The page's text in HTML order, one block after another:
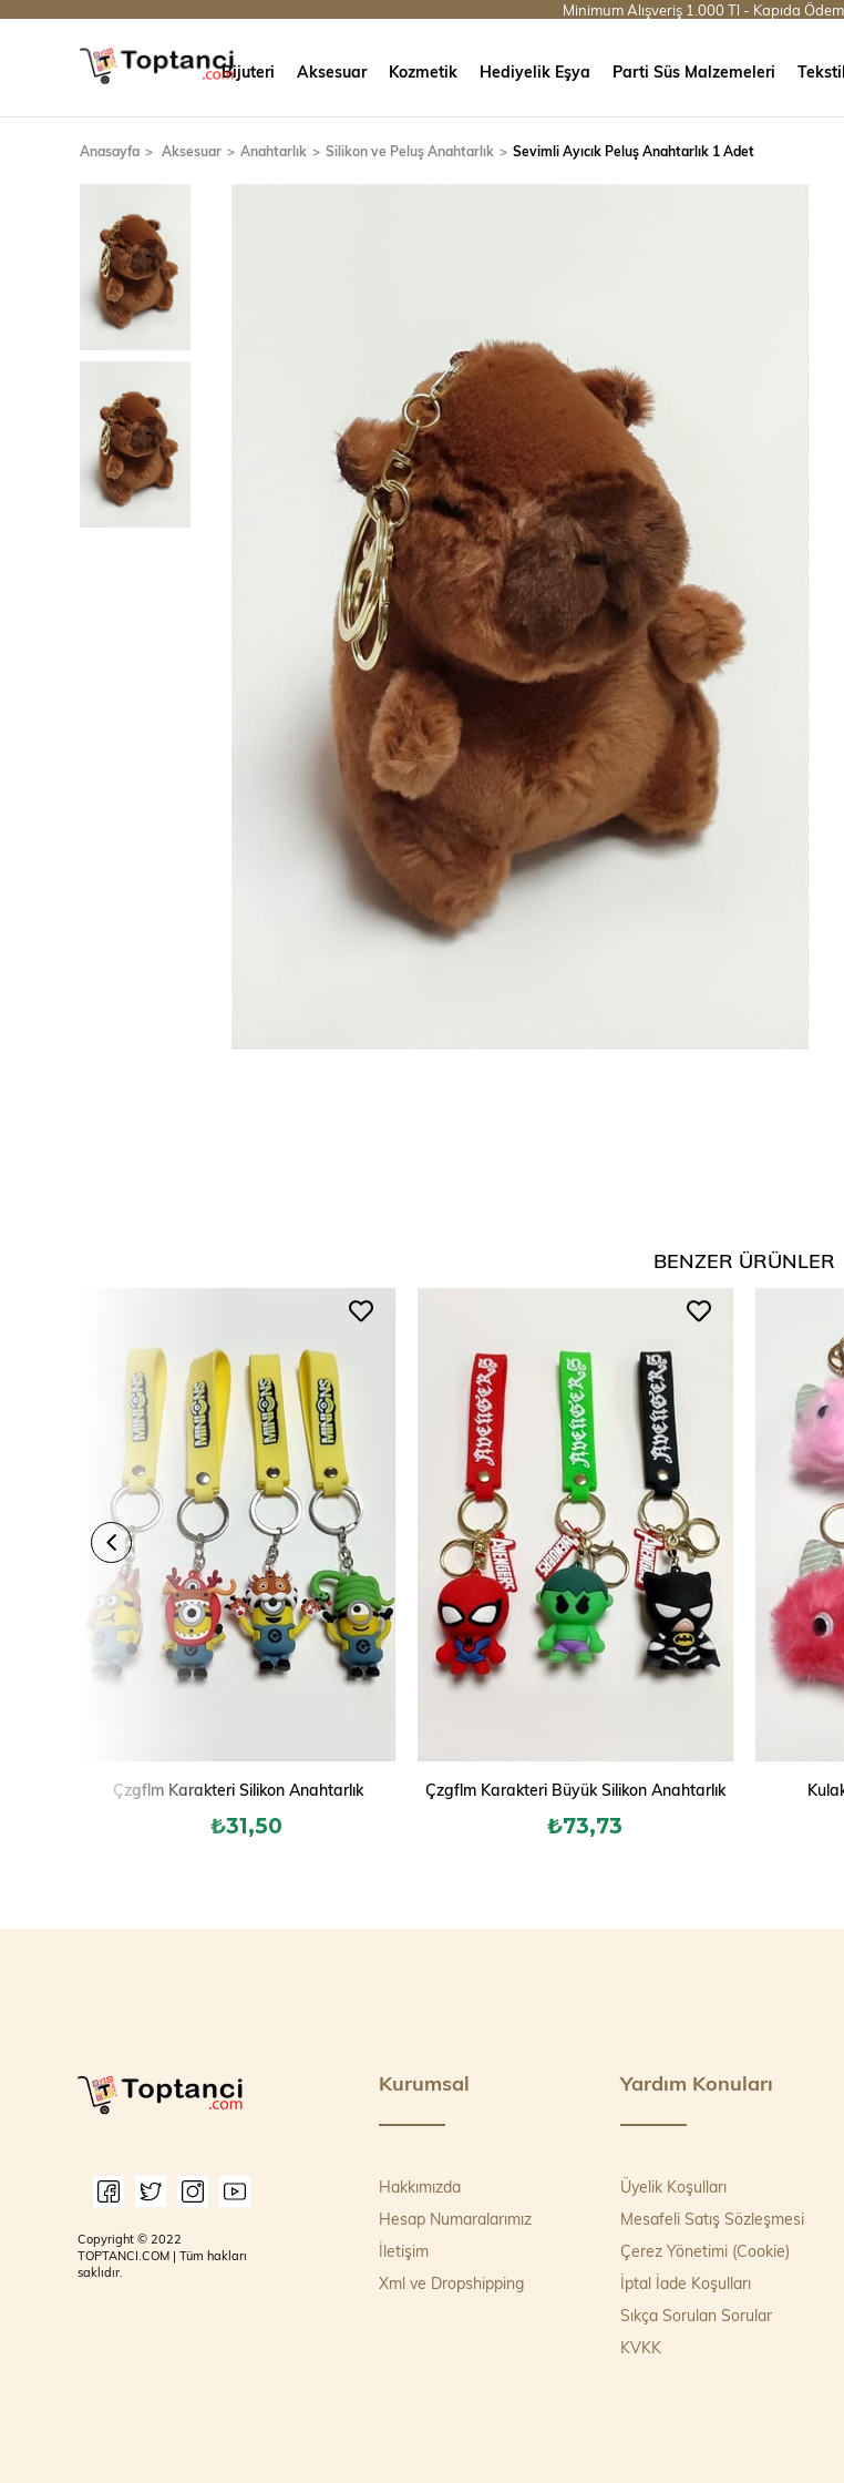
Minimum Alışveriş 1.000 Tl - Kapıda
Bijuteri Aksesuar Kozmetik Hediyelik Eşya Parti Süs Malzemeleri Tekstil
Anasayfa Aksesuar Anahtarlık Silikon ve Peluş Anahtarlık Sevimli Ayıcık Peluş Anahtarlık 1 Adet
BENZER ÜRÜNLER
Çzgflm Karakteri Silikon Anahtarlık
₺31,50
Çzgflm Karakteri Büyük Silikon Anahtarlık
₺73,73
Kurumsal
Hakkımızda
Hesap Numaralarımız
İletişim
Xml ve Dropshipping
Yardım Konuları
Üyelik Koşulları
Mesafeli Satış Sözleşmesi
Çerez Yönetimi (Cookie)
İptal İade Koşulları
Sıkça Sorulan Sorular
KVKK
Copyright © 2022
TOPTANCI.COM | Tüm hakları
saklıdır.